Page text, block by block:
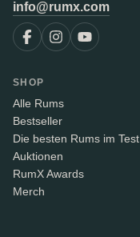
info@rumx.com
SHOP
Alle Rums
Bestseller
Die besten Rums im Test
Auktionen
RumX Awards
Merch